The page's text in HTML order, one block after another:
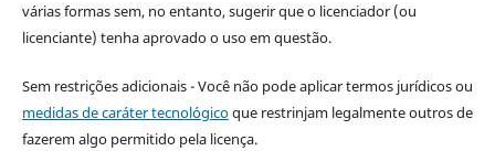
várias formas sem, no entanto, sugerir que o licenciador (ou
licenciante) tenha aprovado o uso em questão.
Sem restrições adicionais - Você não pode aplicar termos jurídicos ou
medidas de caráter tecnológicoque restrinjam legalmente outros de
fazerem algo permitido pela licença.